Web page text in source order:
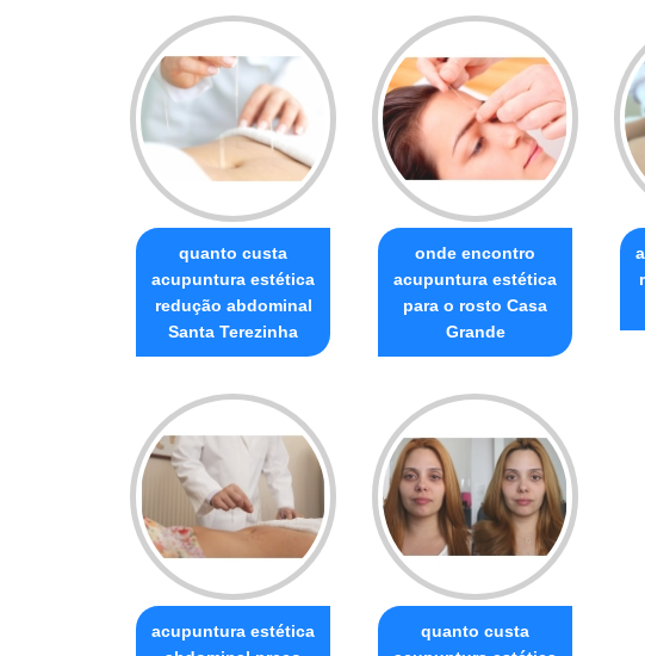
quanto custa
acupuntura estética
redução abdominal
Santa Terezinha
onde encontro
acupuntura estética
para o rosto Casa
Grande
acupuntura estética
quanto custa